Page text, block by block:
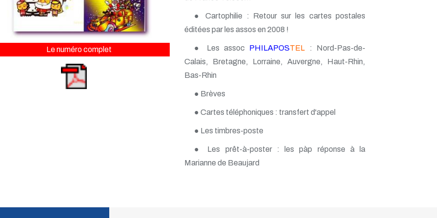
Le numéro complet
● Cartophilie : Retour sur les cartes postales
éditées par les assos en 2008 !
● Les assoc PHILAPOSTEL : Nord-Pas-de-
Calais, Bretagne, Lorraine, Auvergne, Haut-Rhin,
Bas-Rhin
● Brèves
● Cartes téléphoniques : transfert d'appel
● Les timbres-poste
● Les prêt-à-poster : les pàp réponse à la
Marianne de Beaujard